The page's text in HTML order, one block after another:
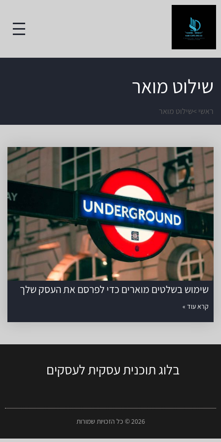
שילוט מואר
ראשי >שילוט מואר
שימוש בשלטים מוארים כדי לפרסם את העסק שלך
קרא עוד »
בלוג תוכנית עסקית לעסקים
2026 © כל הזכויות שמורות